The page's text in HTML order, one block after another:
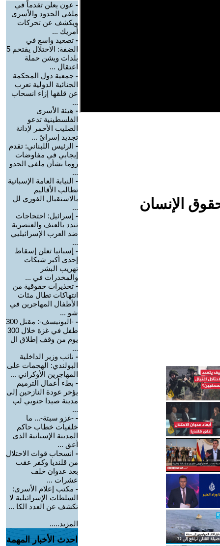
الإنسان
- عون يعلن تقدماً في
ملفي الحدود والأسرى
ويكشف عن تحركات
أمريك ...
- تصعيد واسع في
الضفة: الاحتلال يقتحم 5
بلدات ويشن حملة
اعتقال ...
- جمعية دول المحكمة
الجنائية الدولية تعرب
عن قلقها إزاء انسحاب
...
- هيئة الأسرى
الفلسطينية تدعو
الصليب الأحمر لإدانة
تجديد إسرائ ...
- الرئيس اللبناني: تقدم
إيجابي في مفاوضات
روما بشأن ملفي الحدو
...
- النيابة العامة الإسبانية
تطالب الأقاليم
بالاستقبال الفوري لل
...
- إسرائيل: احتجاجات
تندد بالعنف والعنصرية
ضد العرب الإسرائيليي
...
- إسبانيا تعلن إسقاط
إحدى أكبر شبكات
تهريب البشر
والمخدرات في ...
- تحذيرات حقوقية من
انتهاكات تطال مئات
الأطفال المهاجرين في
شو ...
-
-اليونيسف-: مقتل 300
طفل في غزة خلال 300
يوم من وقف إطلاق ال
...
- نائب وزير الداخلية
البولندي: الهجمات على
المهاجرين الأوكراني ...
- بطء أعمال الترميم
يؤخر عودة النازحين إلى
مدينة صيدا جنوبي لب
...
- -غزو سبتة-... ما
خلفيات خطاب حاكم
المدينة الإسبانية الذي
أعق ...
- انسحاب قوات الاحتلال
من قلنديا وكفر عقب
بعد عدوان خلف
عشرات ...
- مكتب إعلام الأسرى:
السلطات الإسرائيلية لا
تكشف عن العدد الكا ...
المزيد.....
احدث الأخبار المهمة